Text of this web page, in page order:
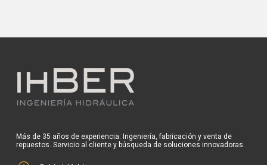
Más de 35 años de experiencia. Ingeniería, fabricación y venta de
repuestos. Servicio al cliente y búsqueda de soluciones innovadoras.